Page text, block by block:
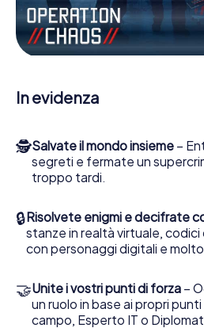
Lavori insieme con una squadra,
porti gli ufficiali di collegamento
Escape Game a Wasquehal lei e
essere pronti a fermare i cattivi.
la sua squadra sarete immortalati
del Wasquehal e avrete accesso
biglietti nel mondo dello
segreti e trasformi Wasquehal in
all'aperto!
In evidenza
🕵Salvate il mondo insieme –
segreti e fermate un
troppo tardi.
🔒Risolvete enigmi e decifrate
stanze in realtà virtuale,
con personaggi digitali e molto
🤝Unite i vostri punti di forza –
un ruolo in base ai propri
campo, Esperto IT o